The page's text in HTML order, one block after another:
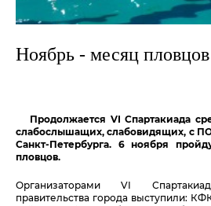
Ноябрь - месяц
Продолжается VI Спартакиада
слабослышащих, слабовидящих, с
Санкт-Петербурга. 6 ноября
пловцов.
Организаторами VI
правительства города выступили: